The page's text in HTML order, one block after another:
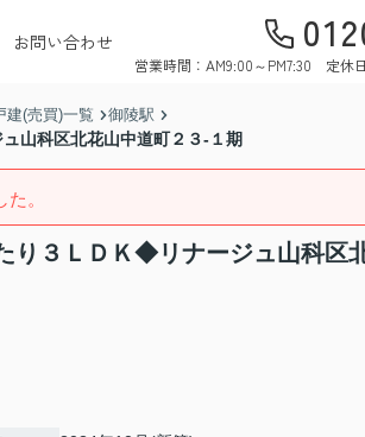
お問い合わせ
営業時間：AM9:00～PM7:30 定休
建(売買)一覧 御陵駅
山科区北花山中道町２３-１期
。
３ＬＤＫ◆リナージュ山科区